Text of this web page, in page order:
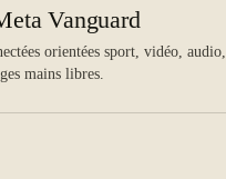
Vanguard
orientées sport, vidéo, audio,
mains libres.